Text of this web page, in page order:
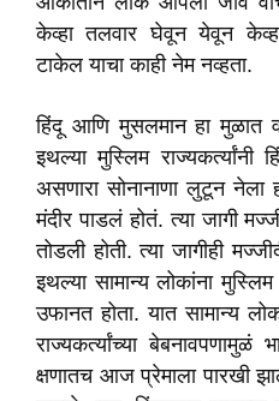
केव्हा तलवार घेवून येवून
टाकेल याचा काही नेम नव्हता.
हिंदू आणि मुसलमान हा मुळात
इथल्या मुस्लिम राज्यकर्त्यांनी
असणारा सोनानाणा लुटून
मंदीर पाडलं होतं. त्या जागी
तोडली होती. त्या जागीही
इथल्या सामान्य लोकांना
उफानत होता. यात सामान्य
राज्यकर्त्यांच्या
क्षणातच आज प्रेमाला पारखी